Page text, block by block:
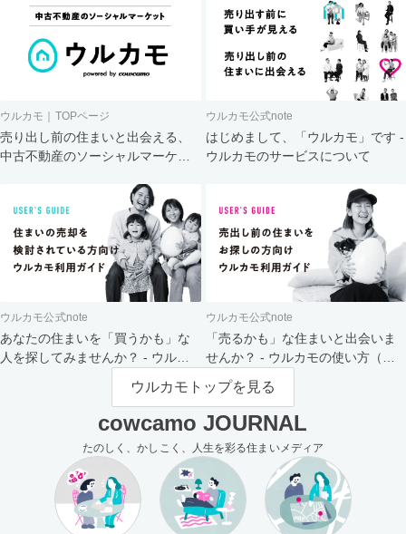
ウルカモ｜TOPページ
売り出し前の住まいと出会える、
中古不動産のソーシャルマーケッ
ウルカモ公式note
はじめまして、「ウルカモ」です -
ウルカモのサービスについて
ウルカモ公式note
あなたの住まいを「買うかも」な
人を探してみませんか？ - ウルカ
ウルカモ公式note
「売るかも」な住まいと出会いま
せんか？ - ウルカモの使い方（買
主さま向け）
ウルカモトップを見る
cowcamo JOURNAL
たのしく、かしこく、人生を彩る住まいメディア